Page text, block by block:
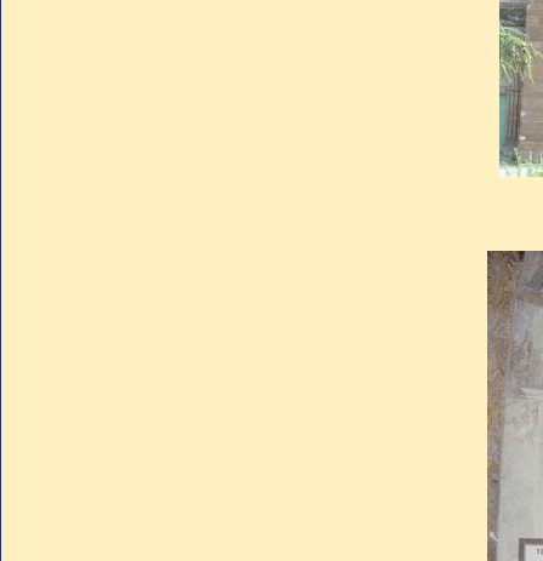
Pour procédé à
Laurent du Puy où l’on
enfeu qui fut mutilé en
Révolution, l’urne fut mise
donner une sépulture laïque
dans l’église Saint-
restaurations de cette